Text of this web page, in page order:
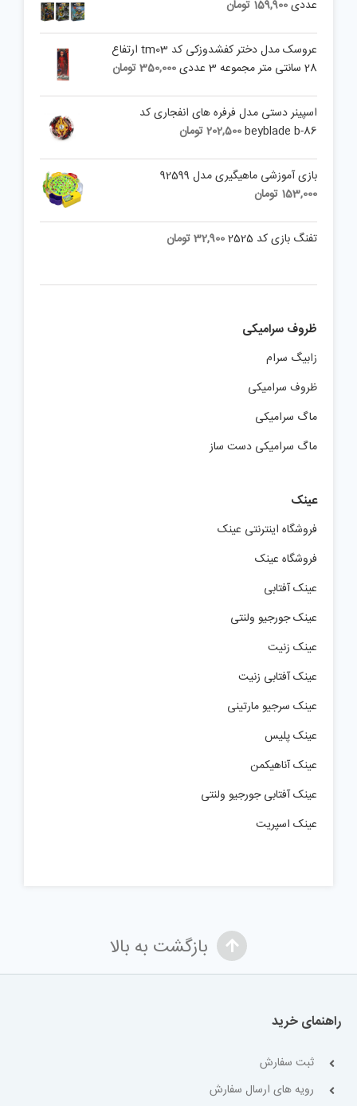
عددی159,900 تومان
عروسک مدل دختر کفشدوزکی کد tm03 ارتفاع
28 سانتی متر مجموعه 3 عددی
350,000تومان
اسپینر دستی مدل فرفره های انفجاری کد
beyblade b-86
202,500تومان
بازی آموزشی ماهیگیری مدل 92599
153,000 تومان
تفنگ بازی کد 2525 32,900تومان
ظروف سرامیکی
زابیگ سرام
ظروف سرامیکی
ماگ سرامیکی
ماگ سرامیکی دست ساز
عینک
فروشگاه اینترنتی عینک
فروشگاه عینک
عینک آفتابی
عینک جورجیو ولنتی
عینک زنیت
عینک آفتابی زنیت
عینک سرجیو مارتینی
عینک پلیس
عینک آناهیکمن
عینک آفتابی جورجیو ولنتی
عینک اسپریت
بازگشت به بالا
راهنمای خرید
ثبت سفارش
رویه های ارسال سفارش